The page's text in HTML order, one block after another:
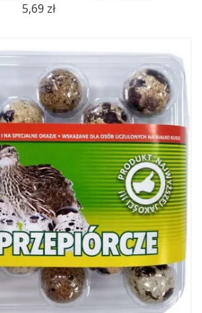
5,69 zł